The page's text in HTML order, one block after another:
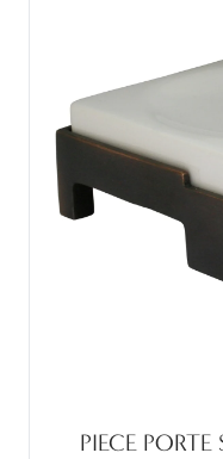
PIECE